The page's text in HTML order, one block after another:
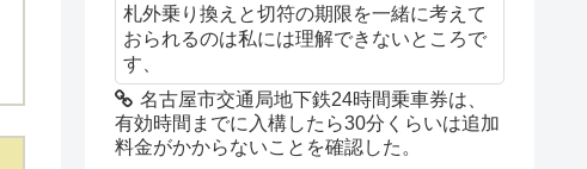
Foursquare
￥0 Tell Foursquare your favorite
札外乗り換えと切符の期限を一緒に考えて
おられるのは私には理解できないところで
す、
名古屋市交通局地下鉄24時間乗車券は、
有効時間までに入構したら30分くらいは追加
料金がかからないことを確認した。